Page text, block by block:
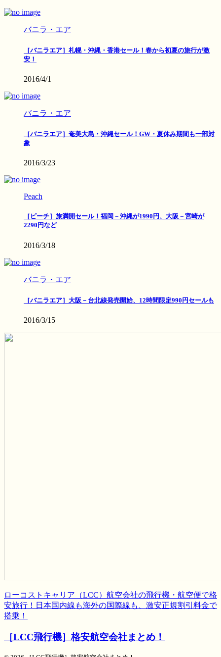
バニラ・エア
［バニラエア］札幌・沖縄・香港セール！春から初夏の旅行が激
安！
2016/4/1
バニラ・エア
［バニラエア］奄美大島・沖縄セール！GW・夏休み期間も一部対
象
2016/3/23
Peach
［ピーチ］旅満開セール！福岡－沖縄が1990円、大阪－宮崎が
2290円など
2016/3/18
バニラ・エア
［バニラエア］大阪－台北線発売開始、12時間限定990円セールも
2016/3/15
ローコストキャリア（LCC）航空会社の飛行機・航空便で格
安旅行！日本国内線も海外の国際線も、激安正規割引料金で
搭乗！
［LCC飛行機］格安航空会社まとめ！